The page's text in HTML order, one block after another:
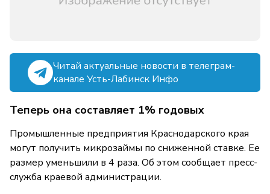
Читай актуальные новости в телеграм-
канале Усть-Лабинск Инфо
Теперь она составляет 1% годовых
Промышленные предприятия Краснодарского края
могут получить микрозаймы по сниженной ставке. Ее
размер уменьшили в 4 раза. Об этом сообщает пресс-
служба краевой администрации.